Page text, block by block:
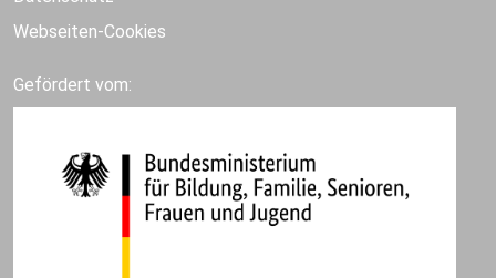
Webseiten-Cookies
Gefördert vom: